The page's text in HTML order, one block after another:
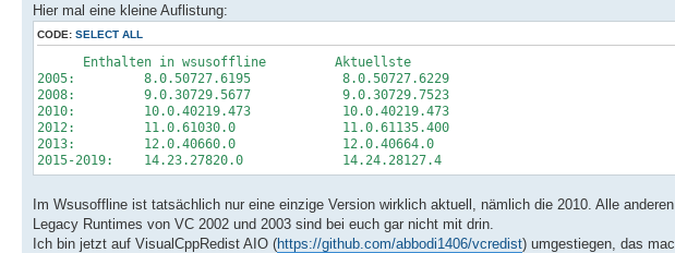
Hier mal eine kleine Auflistung:
CODE: SELECT ALL
Enthalten in wsusoffline Aktuellste
2005: 8.0.50727.6195 8.0.50727.6229
2008: 9.0.30729.5677 9.0.30729.7523
2010: 10.0.40219.473 10.0.40219.473
2012: 11.0.61030.0 11.0.61135.400
2013: 12.0.40660.0 12.0.40664.0
2015-2019: 14.23.27820.0 14.24.28127.4
Im Wsusoffline ist tatsächlich nur eine einzige Version wirklich aktuell, nämlich die 2010. Alle
Legacy Runtimes von VC 2002 und 2003 sind bei euch gar nicht mit drin.
Ich bin jetzt auf VisualCppRedist AIO (https://github.com/abbodi1406/vcredist) umgestiegen, das